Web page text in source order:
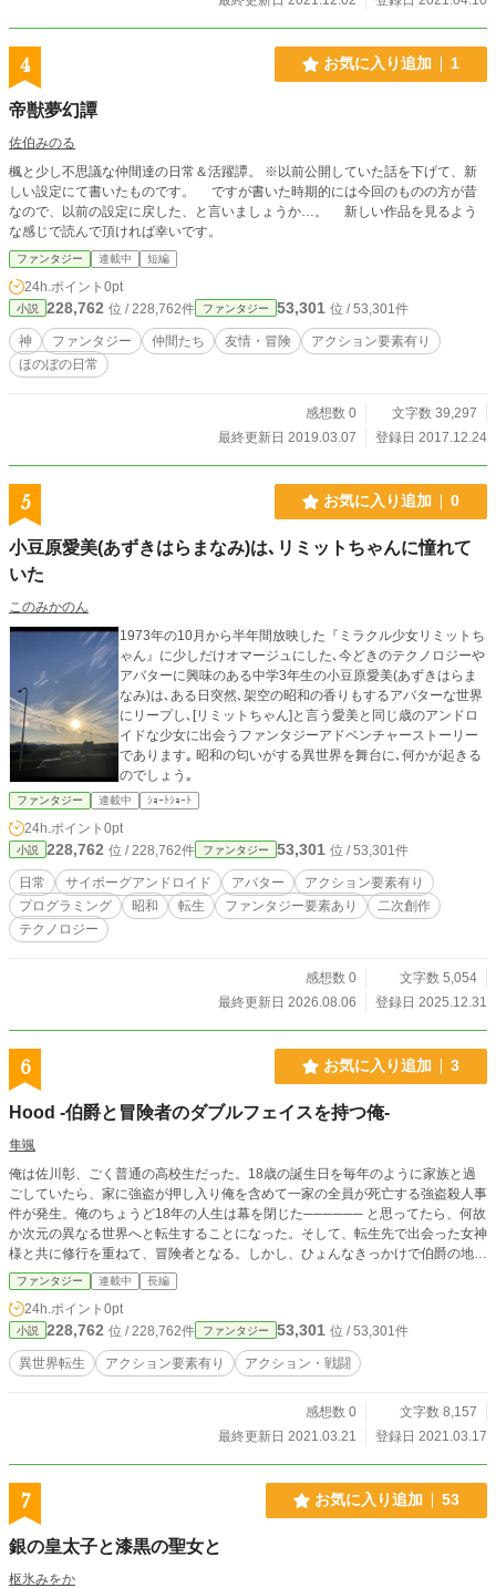
4 お気に入り追加 1
帝獣夢幻譚
佐伯みのる
楓と少し不思議な仲間達の日常＆活躍譚。 ※以前公開していた話を下げて、新
しい設定にて書いたものです。 ですが書いた時期的には今回のものの方が昔
なので、以前の設定に戻した、と言いましょうか…。 新しい作品を見るよう
な感じで読んで頂ければ幸いです。
ファンタジー 連載中 短編
24h.ポイント 0pt
小説 228,762 位 / 228,762件 ファンタジー 53,301 位 / 53,301件
神 ファンタジー 仲間たち 友情・冒険
アクション要素有り
ほのぼの日常
感想数 0
文字数 39,297
最終更新日 2019.03.07
登録日 2017.12.24
5 お気に入り追加 0
小豆原愛美(あずきはらまなみ)は､リミットちゃんに憧れて
いた
このみかのん
1973年の10月から半年間放映した『ミラクル少女リミットち
ゃん』に少しだけオマージュにした､今どきのテクノロジーや
アバターに興味のある中学3年生の小豆原愛美(あずきはらま
なみ)は､ある日突然､架空の昭和の香りもするアバターな世界
にリープし､[リミットちゃん]と言う愛美と同じ歳のアンドロ
イドな少女に出会うファンタジーアドベンチャーストーリー
であります｡ 昭和の匂いがする異世界を舞台に､何かが起きる
のでしょう｡
ファンタジー 連載中 ｼｮｰﾄｼｮｰﾄ
24h.ポイント 0pt
小説 228,762 位 / 228,762件 ファンタジー 53,301 位 / 53,301件
日常 サイボーグアンドロイド アバター
アクション要素有り
プログラミング
昭和 転生 ファンタジー要素あり
二次創作
テクノロジー
感想数 0
文字数 5,054
最終更新日 2026.08.06
登録日 2025.12.31
6 お気に入り追加 3
Hood -伯爵と冒険者のダブルフェイスを持つ俺-
隼颯
俺は佐川彰、ごく普通の高校生だった。18歳の誕生日を毎年のように家族と過
ごしていたら、家に強盗が押し入り俺を含めて一家の全員が死亡する強盗殺人事
件が発生。俺のちょうど18年の人生は幕を閉じた​────── と思ってたら、何故
か次元の異なる世界へと転生することになった。そして、転生先で出会った女神
様と共に修行を重ねて、冒険者となる。しかし、ひょんなきっかけで伯爵の地位
を手にすることとなり、俺の慌ただしい二重生活が幕を開けたのだった……！
異世界転生✕アクション、ここに！
ファンタジー 連載中 長編
24h.ポイント 0pt
小説 228,762 位 / 228,762件 ファンタジー 53,301 位 / 53,301件
異世界転生 アクション要素有り アクション・戦闘
感想数 0
文字数 8,157
最終更新日 2021.03.21
登録日 2021.03.17
7 お気に入り追加 53
銀の皇太子と漆黒の聖女と
枢氷みをか